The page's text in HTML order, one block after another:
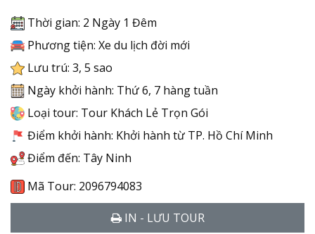
Thời gian: 2 Ngày 1 Đêm
Phương tiện: Xe du lịch đời mới
Lưu trú: 3, 5 sao
Ngày khởi hành: Thứ 6, 7 hàng tuần
Loại tour: Tour Khách Lẻ Trọn Gói
Điểm khởi hành: Khởi hành từ TP. Hồ Chí Minh
Điểm đến: Tây Ninh
Mã Tour: 2096794083
IN - LƯU TOUR